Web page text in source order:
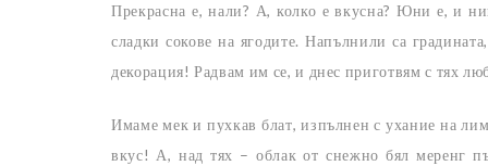
Прекрасна е, нали? А, колко е вкусна? Юни е, и
сладки сокове на ягодите. Напълнили са
декорация! Радвам им се, и днес приготвям с тях
Имаме мек и пухкав блат, изпълнен с ухание на
вкус! А, над тях – облак от снежно бял меренг